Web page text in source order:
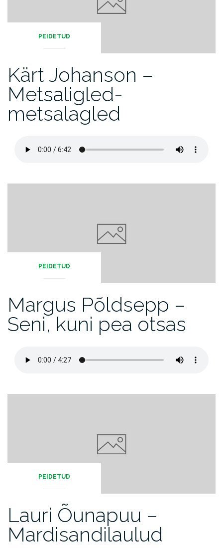
PEIDETUD
Kärt Johanson –
Metsaligled-
metsalagled
PEIDETUD
Margus Põldsepp –
Seni, kuni pea otsas
PEIDETUD
Lauri Õunapuu –
Mardisandilaulud